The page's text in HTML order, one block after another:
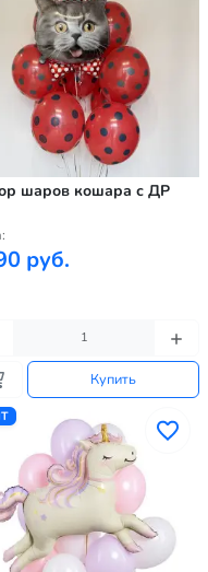
шаров кошара с ДР
руб.
Купить